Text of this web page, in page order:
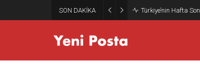
SON DAKİKA